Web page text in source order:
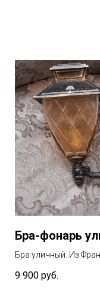
Бра-фонарь
Бра уличный. Из
9 900 руб.